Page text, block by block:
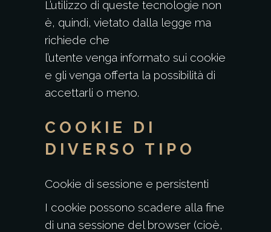
L’utilizzo di queste tecnologie non
è, quindi, vietato dalla legge ma
richiede che
l’utente venga informato sui cookie
e gli venga offerta la possibilità di
accettarli o meno.
COOKIE DI
DIVERSO TIPO
Cookie di sessione e persistenti
I cookie possono scadere alla fine
di una sessione del browser (cioè,